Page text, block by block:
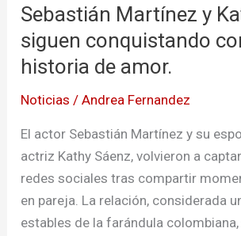
Sebastián Martínez y
siguen conquistando
historia de amor.
Noticias /Andrea Fernandez
El actor Sebastián Martínez y su
actriz Kathy Sáenz, volvieron a
redes sociales tras compartir
en pareja. La relación, considerada
estables de la farándula